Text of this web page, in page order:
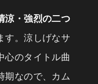
涼・強烈の二つ
す。涼しげなサ
心のタイトル曲
期なので、カム